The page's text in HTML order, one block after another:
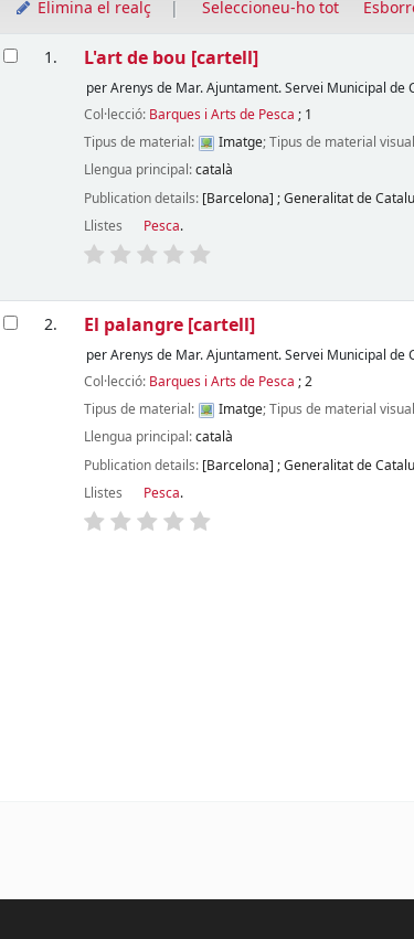
Elimina el realç Seleccioneu-ho tot
Resultats
1. L'art de bou [cartell]
perArenys de Mar. Ajuntament. Servei Municipal de
Col·lecció: Barques i Arts de Pesca ; 1
Tipus de material:
Imatge; Tipus de material
Llengua principal:català
Publication details: [Barcelona] ;Generalitat de
Llistes
Pesca.
2. El palangre [cartell]
perArenys de Mar. Ajuntament. Servei Municipal de
Col·lecció: Barques i Arts de Pesca ; 2
Tipus de material:
Imatge; Tipus de material
Llengua principal:català
Publication details: [Barcelona] ;Generalitat de
Llistes
Pesca.